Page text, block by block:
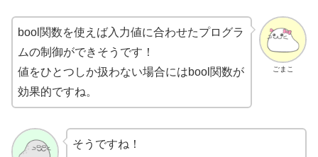
ごまこ
bool関数を使えば入力値に合わせたプログラ
ムの制御ができそうです！
値をひとつしか扱わない場合にはbool関数が
効果的ですね。
そうですね！